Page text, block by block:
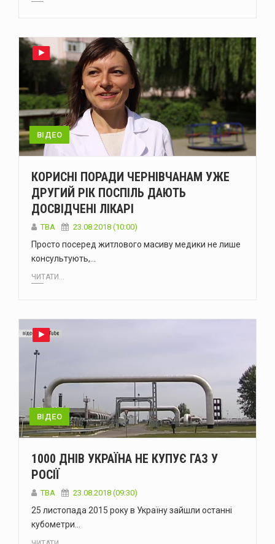
ВІДЕО
КОРИСНІ ПОРАДИ ЧЕРНІВЧАНАМ УЖЕ
ДРУГИЙ РІК ПОСПІЛЬ ДАЮТЬ
ДОСВІДЧЕНІ ЛІКАРІ
TBA 23.08.2018 (10:00)
Просто посеред житлового масиву медики не лише
консультують,…
ЧИТАТИ...
ВІДЕО
1000 ДНІВ УКРАЇНА НЕ КУПУЄ ГАЗ У
РОСІЇ
TBA 23.08.2018 (09:30)
25 листопада 2015 року в Україну зайшли останні
кубометри…